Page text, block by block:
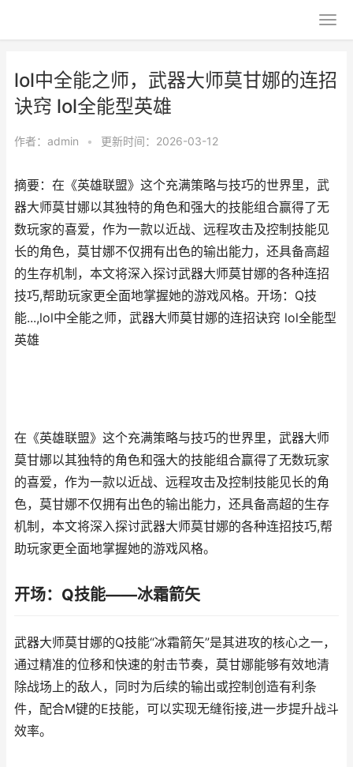
lol中全能之师，武器大师莫甘娜的连招
诀窍 lol全能型英雄
作者： admin • 更新时间：2026-03-12
摘要：在《英雄联盟》这个充满策略与技巧的世界里，武
器大师莫甘娜以其独特的角色和强大的技能组合赢得了无
数玩家的喜爱，作为一款以近战、远程攻击及控制技能见
长的角色，莫甘娜不仅拥有出色的输出能力，还具备高超
的生存机制，本文将深入探讨武器大师莫甘娜的各种连招
技巧,帮助玩家更全面地掌握她的游戏风格。开场：Q技
能...,lol中全能之师，武器大师莫甘娜的连招诀窍 lol全能型
英雄
在《英雄联盟》这个充满策略与技巧的世界里，武器大师
莫甘娜以其独特的角色和强大的技能组合赢得了无数玩家
的喜爱，作为一款以近战、远程攻击及控制技能见长的角
色，莫甘娜不仅拥有出色的输出能力，还具备高超的生存
机制，本文将深入探讨武器大师莫甘娜的各种连招技巧,帮
助玩家更全面地掌握她的游戏风格。
开场：Q技能——冰霜箭矢
武器大师莫甘娜的Q技能“冰霜箭矢”是其进攻的核心之一，
通过精准的位移和快速的射击节奏，莫甘娜能够有效地清
除战场上的敌人，同时为后续的输出或控制创造有利条
件，配合M键的E技能，可以实现无缝衔接,进一步提升战斗
效率。